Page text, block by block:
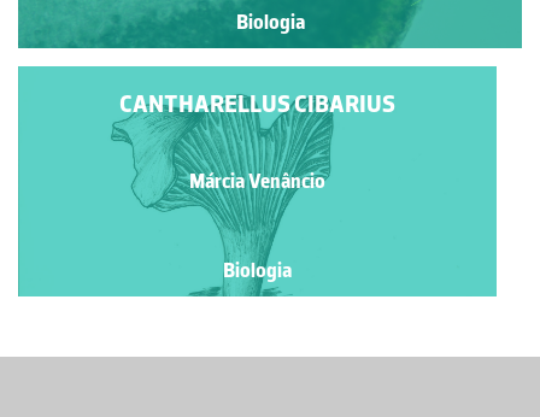
Biologia
CANTHARELLUS CIBARIUS
Márcia Venâncio
Biologia